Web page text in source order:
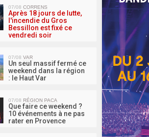
MA
07/08 CORRENS
Après 18 jours de lutte,
l'incendie du Gros
Bessillon est fixé ce
vendredi soir
07/08 VAR
Un seul massif fermé ce
weekend dans la région
: le Haut Var
07/08 RÉGION PACA
Que faire ce weekend ?
10 événements à ne pas
rater en Provence